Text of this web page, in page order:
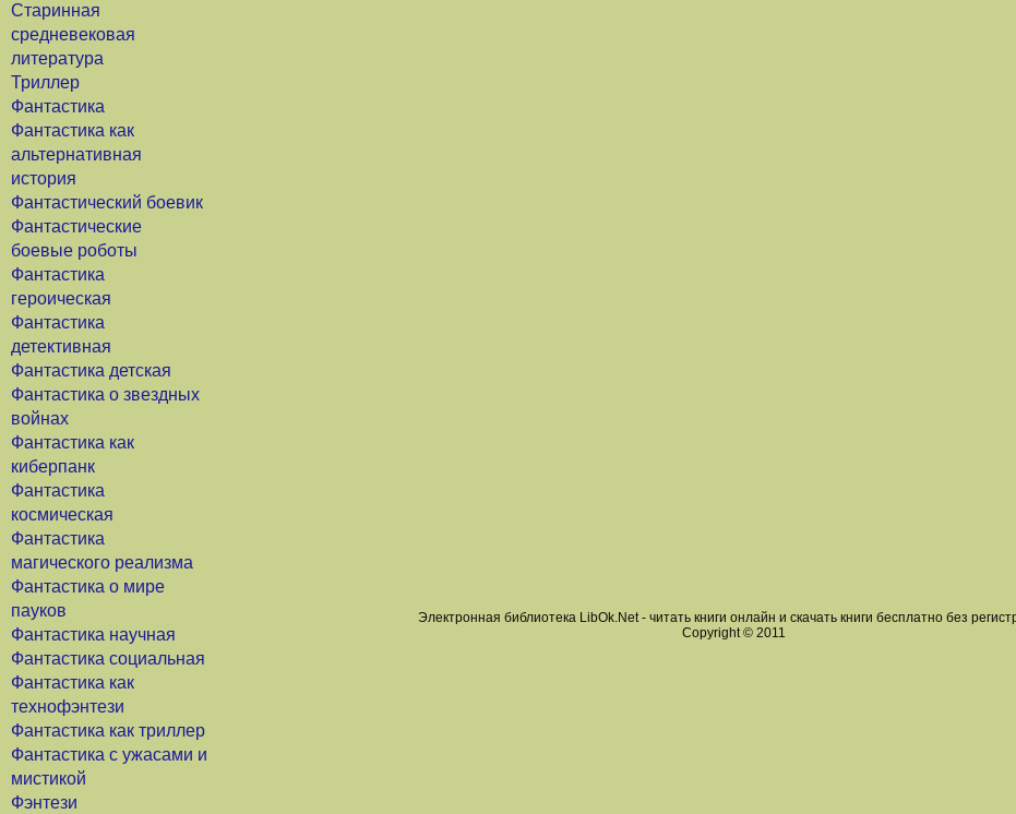
Старинная
средневековая
литература
Триллер
Фантастика
Фантастика как
альтернативная
история
Фантастический боевик
Фантастические
боевые роботы
Фантастика
героическая
Фантастика
детективная
Фантастика детская
Фантастика о звездных
войнах
Фантастика как
киберпанк
Фантастика
космическая
Фантастика
магического реализма
Фантастика о мире
пауков
Фантастика научная
Фантастика социальная
Фантастика как
технофэнтези
Фантастика как триллер
Фантастика с ужасами и
мистикой
Фэнтези
Электронная библиотека LibOk.Net - читать книги онлайн и скачать книги бесплатно без
Copyright © 2011